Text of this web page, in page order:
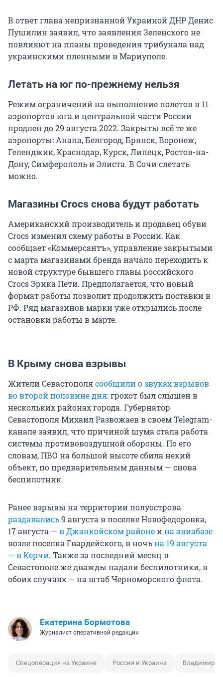
В ответ глава непризнанной Украиной ДНР Денис
Пушилин заявил, что заявления Зеленского не
повлияют на планы проведения трибунала над
украинскими пленными в Мариуполе.
Летать на юг по-прежнему нельзя
Режим ограничений на выполнение полетов в 11
аэропортов юга и центральной части России
продлен до 29 августа 2022. Закрыты всё те же
аэропорты: Анапа, Белгород, Брянск, Воронеж,
Геленджик, Краснодар, Курск, Липецк, Ростов-на-
Дону, Симферополь и Элиста. В Сочи слетать
можно.
Магазины Crocs снова будут работать
Американский производитель и продавец обуви
Crocs изменил схему работы в России. Как
сообщает «Коммерсантъ», управление закрытыми
с марта магазинами бренда начало переходить к
новой структуре бывшего главы российского
Crocs Эрика Пети. Предполагается, что новый
формат работы позволит продолжить поставки в
РФ. Ряд магазинов марки уже открылись после
остановки работы в марте.
В Крыму снова взрывы
Жители Севастополясообщили о звуках взрывов
во второй половине дня: грохот был слышен в
нескольких районах города. Губернатор
Севастополя Михаил Развожаев в своем Telegram-
канале заявил, что причиной шума стала работа
системы противовоздушной обороны. По его
словам, ПВО на большой высоте сбила некий
объект, по предварительным данным — снова
беспилотник.
Ранее взрывы на территории полуострова
раздавались9 августа в поселке Новофедоровка,
17 августа — в Джанкойском районеина авиабазе
возле поселка Гвардейского, в ночьна 19 августа
— в Керчи. Также за последний месяц в
Севастополе же дважды падали беспилотники, в
обоих случаях — на штаб Черноморского флота.
Екатерина Бормотова
Журналист оперативной редакции
Спецоперация на Украине Россия и Украина Владимир